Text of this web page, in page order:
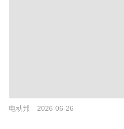
电动邦 2026-06-26